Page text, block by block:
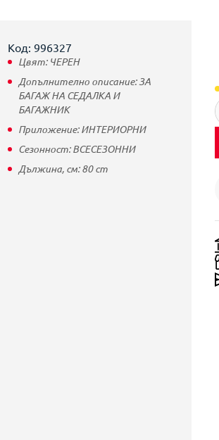
Код: 996327
Цвят: ЧЕРЕН
Допълнително описание:ЗА
БАГАЖ НА СЕДАЛКА И
БАГАЖНИК
Приложение:ИНТЕРИОРНИ
Сезонност:ВСЕСЕЗОННИ
Дължина, см:80cm